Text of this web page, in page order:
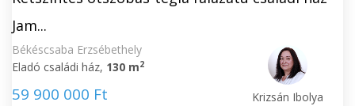
Jam...
Békéscsaba Erzsébethely
Eladó családi ház, 130 m2
59 900 000 Ft
Krizsán Ibolya